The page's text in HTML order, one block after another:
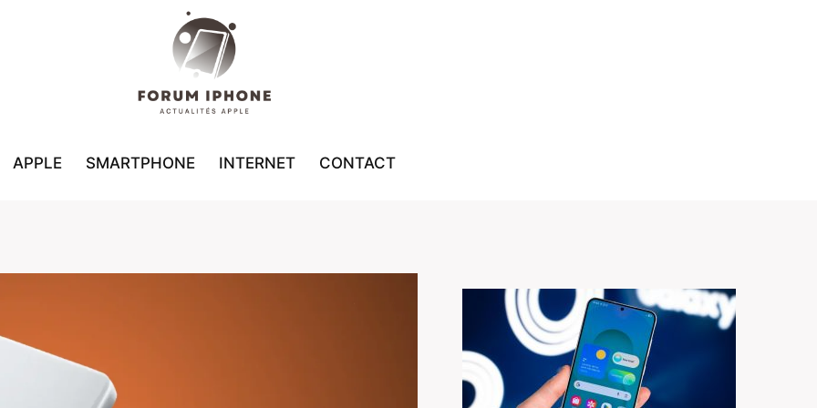
APPLE SMARTPHONE INTERNET CONTACT